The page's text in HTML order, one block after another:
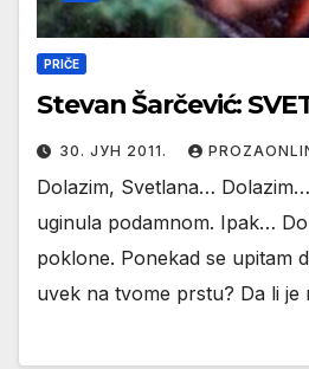
PRIČE
Stevan Šarčević:
30. ЈУН 2011.
Dolazim, Svetlana…
uginula podamnom. Ipak…
poklone. Ponekad se upitam
uvek na tvome prstu? Da li je